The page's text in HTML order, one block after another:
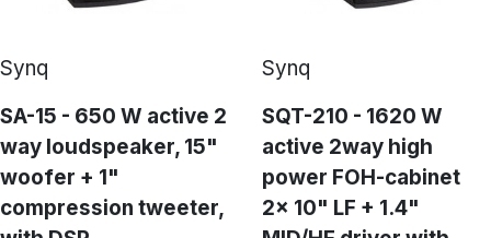
Synq
SA-15 - 650 W active 2
way loudspeaker, 15"
woofer + 1"
compression tweeter,
Synq
SQT-210 - 1620 W
active 2way high
power FOH-cabinet
2x 10" LF + 1.4"